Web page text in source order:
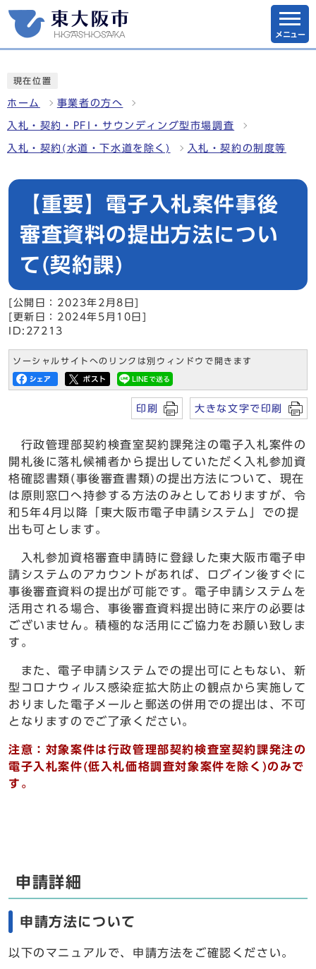
メニュー
現在位置
ホーム 事業者の方へ
入札・契約・PFI・サウンディング型市場調査
入札・契約(水道・下水道を除く) 入札・契約の制度等
【重要】電子入札案件事後
審査資料の提出方法につい
て(契約課)
[公開日：2023年2月8日]
[更新日：2024年5月10日]
ID:27213
ソーシャルサイトへのリンクは別ウィンドウで開きます
印刷 大きな文字で印刷
行政管理部契約検査室契約課発注の電子入札案件の
開札後に落札候補者から提出していただく入札参加資
格確認書類(事後審査書類)の提出方法について、現在
は原則窓口へ持参する方法のみとしておりますが、令
和5年4月以降「東大阪市電子申請システム」での提
出も可とします。
入札参加資格審査申請時に登録した東大阪市電子申
請システムのアカウントがあれば、ログイン後すぐに
事後審査資料の提出が可能です。電子申請システムを
活用される場合、事後審査資料提出時に来庁の必要は
ございません。積極的な活用にご協力をお願い致しま
す。
また、電子申請システムでの提出可にともない、新
型コロナウィルス感染症拡大防止の観点から実施して
おりました電子メールと郵送の併用での提出は、不可
となりますのでご了承ください。
注意 ：対象案件は行政管理部契約検査室契約課発注の
電子入札案件(低入札価格調査対象案件を除く)のみで
す。
申請詳細
申請方法について
以下のマニュアルで、申請方法をご確認ください。